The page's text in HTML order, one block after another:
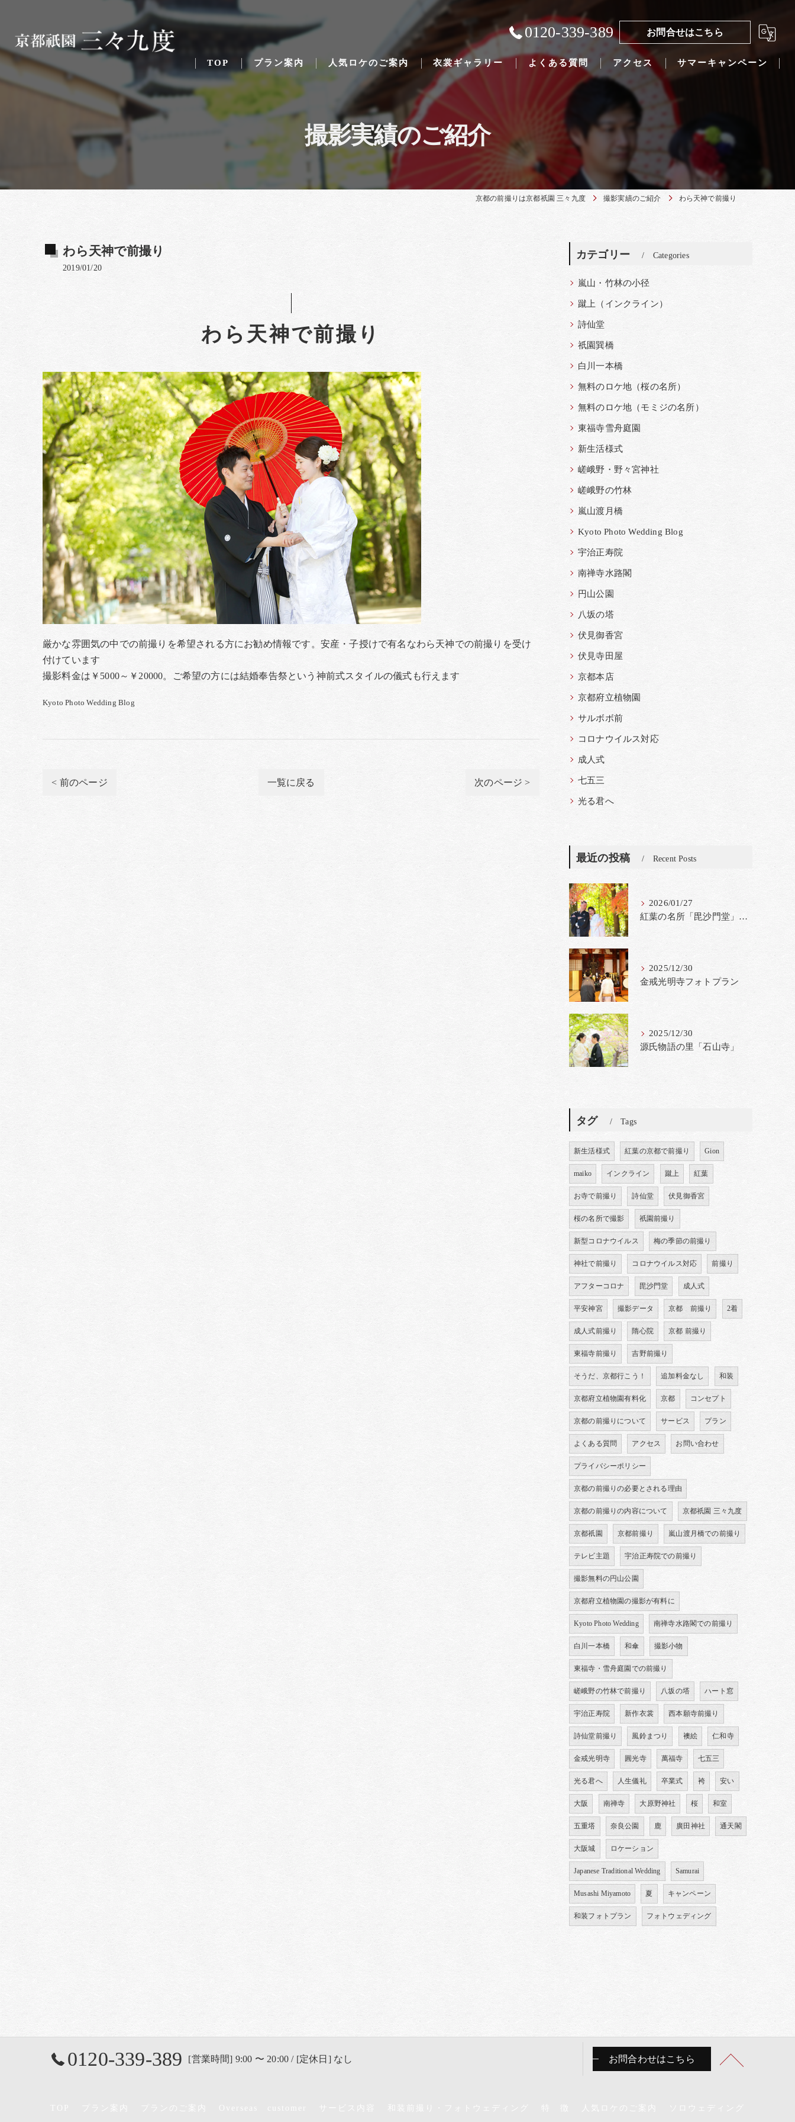
0120-339-389 お問合せはこちら
TOP プラン案内
Traditional Japanese weddings
人気ロケのご案内 衣裳ギャラリー よくある質問 アクセス サマーキャンペーン
撮影実績のご紹介
京都の前撮りは京都祇園 三々九度 撮影実績のご紹介 わら天神で前撮り
わら天神で前撮り
2019/01/20
わら天神で前撮り
厳かな雰囲気の中での前撮りを希望される方にお勧め情報です。安産・子授けで有名なわら天神での前撮りを受け
付けています
撮影料金は￥5000～￥20000。ご希望の方には結婚奉告祭という神前式スタイルの儀式も行えます
Kyoto Photo Wedding Blog
< 前のページ 一覧に戻る 次のページ >
カテゴリー Categories
嵐山・竹林の小径
蹴上（インクライン）
詩仙堂
祇園巽橋
白川一本橋
無料のロケ地（桜の名所）
無料のロケ地（モミジの名所）
東福寺雪舟庭園
新生活様式
嵯峨野・野々宮神社
嵯峨野の竹林
嵐山渡月橋
Kyoto Photo Wedding Blog
宇治正寿院
南禅寺水路閣
円山公園
八坂の塔
伏見御香宮
伏見寺田屋
京都本店
京都府立植物園
サルボボ前
コロナウイルス対応
成人式
七五三
光る君へ
最近の投稿 Recent Posts
2026/01/27
紅葉の名所「毘沙門堂」撮影料金改定
2025/12/30
金戒光明寺フォトプラン
2025/12/30
源氏物語の里「石山寺」
タグ Tags
新生活様式 紅葉の京都で前撮り Gion
maiko インクライン 蹴上 紅葉
お寺で前撮り 詩仙堂 伏見御香宮
桜の名所で撮影 祇園前撮り
新型コロナウイルス 梅の季節の前撮り
神社で前撮り コロナウイルス対応 前撮り
アフターコロナ 毘沙門堂 成人式
平安神宮 撮影データ 京都 前撮り 2着
成人式前撮り 隋心院 京都 前撮り
東福寺前撮り 吉野前撮り
そうだ、京都行こう！ 追加料金なし 和装
京都府立植物園有料化 京都 コンセプト
京都の前撮りについて サービス プラン
よくある質問 アクセス お問い合わせ
プライバシーポリシー
京都の前撮りの必要とされる理由
京都の前撮りの内容について 京都祇園 三々九度
京都祇園 京都前撮り 嵐山渡月橋での前撮り
テレビ主題 宇治正寿院での前撮り
撮影無料の円山公園
京都府立植物園の撮影が有料に
Kyoto Photo Wedding 南禅寺水路閣での前撮り
白川一本橋 和傘 撮影小物
東福寺・雪舟庭園での前撮り
嵯峨野の竹林で前撮り 八坂の塔 ハート窓
宇治正寿院 新作衣裳 西本願寺前撮り
詩仙堂前撮り 風鈴まつり 襖絵 仁和寺
金戒光明寺 圓光寺 萬福寺 七五三
光る君へ 人生儀礼 卒業式 袴 安い
大阪 南禅寺 大原野神社 桜 和室
五重塔 奈良公園 鹿 廣田神社 通天閣
大阪城 ロケーション
Japanese Traditional Wedding Samurai
Musashi Miyamoto 夏 キャンペーン
和装フォトプラン フォトウェディング
0120-339-389 [営業時間] 9:00 〜 20:00 / [定休日] なし お問合わせはこちら